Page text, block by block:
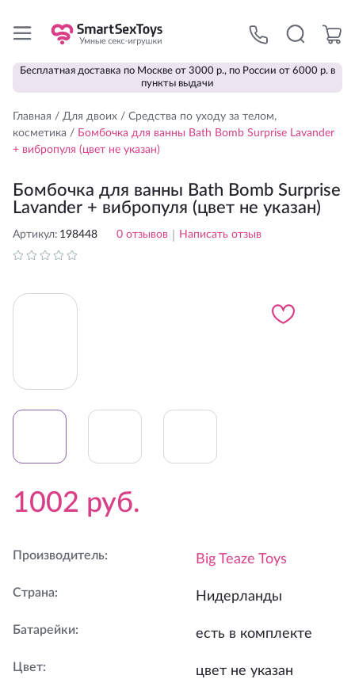
Бесплатная доставка по Москве от 3000 р., по России от 6000 р. в
пункты выдачи
Главная / Для двоих / Средства по уходу за телом,
косметика / Бомбочка для ванны Bath Bomb Surprise Lavander
+ вибропуля (цвет не указан)
Бомбочка для ванны Bath Bomb Surprise
Lavander + вибропуля (цвет не указан)
Артикул: 198448 0 отзывов Написать отзыв
1002 руб.
Производитель: Big Teaze Toys
Страна: Нидерланды
Батарейки: есть в комплекте
Цвет: цвет не указан